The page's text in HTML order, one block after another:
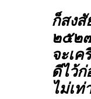
ก็สง
๒๕๒
จะเ
ดีไว้
ไม่เท่